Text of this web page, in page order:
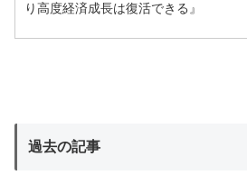
り高度経済成長は復活できる』
過去の記事